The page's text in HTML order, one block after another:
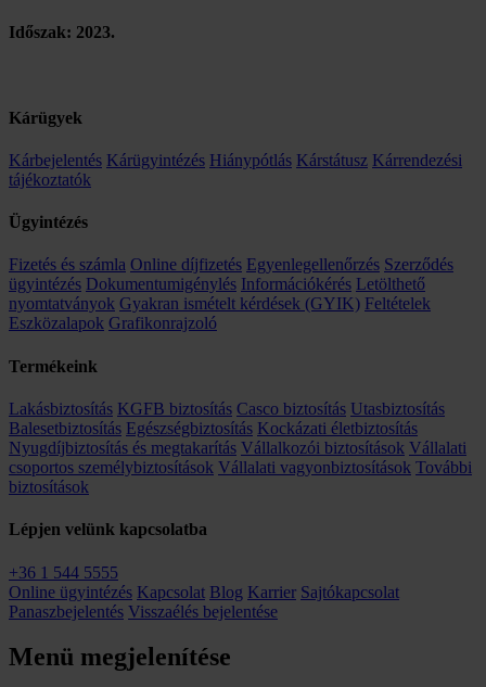
Időszak: 2023.
Kárügyek
Kárbejelentés Kárügyintézés Hiánypótlás Kárstátusz Kárrendezési
tájékoztatók
Ügyintézés
Fizetés és számla Online díjfizetés Egyenlegellenőrzés Szerződés
ügyintézés Dokumentumigénylés Információkérés Letölthető
nyomtatványok Gyakran ismételt kérdések (GYIK) Feltételek
Eszközalapok Grafikonrajzoló
Termékeink
Lakásbiztosítás KGFB biztosítás Casco biztosítás Utasbiztosítás
Balesetbiztosítás Egészségbiztosítás Kockázati életbiztosítás
Nyugdíjbiztosítás és megtakarítás Vállalkozói biztosítások Vállalati
csoportos személybiztosítások Vállalati vagyonbiztosítások További
biztosítások
Lépjen velünk kapcsolatba
+36 1 544 5555
Online ügyintézés Kapcsolat Blog Karrier Sajtókapcsolat
Panaszbejelentés Visszaélés bejelentése
Menü megjelenítése